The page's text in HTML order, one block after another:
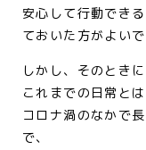
安心して行動でき
ておいた方がよいで
しかし、そのとき
これまでの日常と
コロナ渦のなかで
で、